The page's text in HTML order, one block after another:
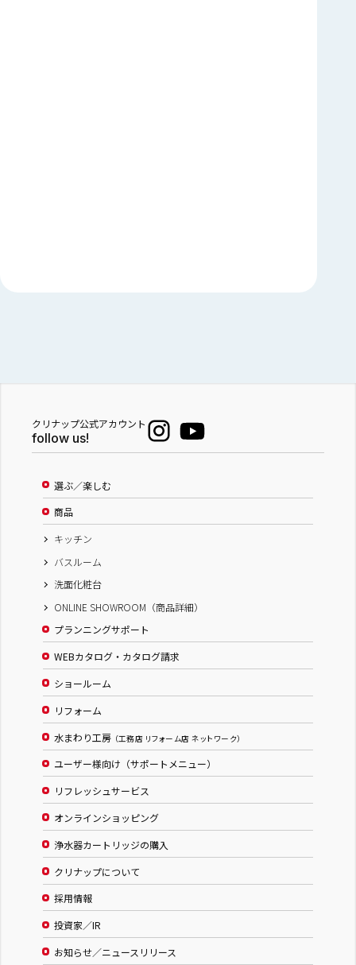
クリナップ公式アカウント
follow us!
選ぶ／楽しむ
商品
キッチン
バスルーム
洗面化粧台
ONLINE SHOWROOM（商品詳細）
プランニングサポート
WEBカタログ・カタログ請求
ショールーム
リフォーム
水まわり工房 （工務店 リフォーム店 ネットワーク）
ユーザー様向け（サポートメニュー）
リフレッシュサービス
オンラインショッピング
浄水器カートリッジの購入
クリナップについて
採用情報
投資家／IR
お知らせ／ニュースリリース